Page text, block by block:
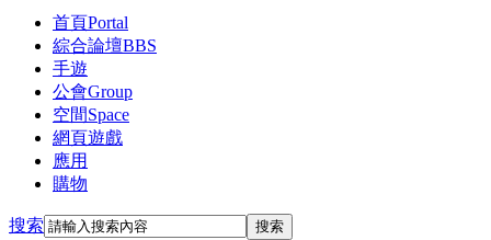
首頁Portal
綜合論壇BBS
手遊
公會Group
空間Space
網頁遊戲
應用
購物
搜索 搜索